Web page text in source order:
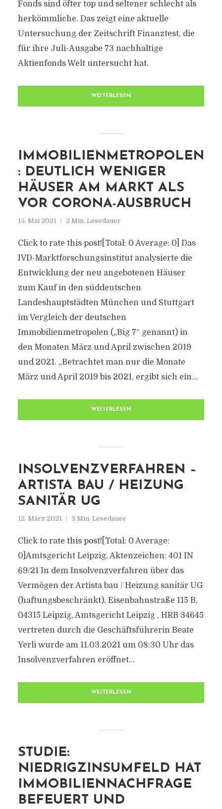
Fonds sind öfter top und seltener schlecht als
herkömmliche. Das zeigt eine aktuelle
Untersuchung der Zeitschrift Finanztest, die
für ihre Juli-Ausgabe 73 nachhaltige
Aktienfonds Welt untersucht hat.
WEITERLESEN
IMMOBILIENMETROPOLEN
: DEUTLICH WENIGER
HÄUSER AM MARKT ALS
VOR CORONA-AUSBRUCH
15. Mai 2021 2 Min. Lesedauer
Click to rate this post![Total: 0 Average: 0] Das
IVD-Marktforschungsinstitut analysierte die
Entwicklung der neu angebotenen Häuser
zum Kauf in den süddeutschen
Landeshauptstädten München und Stuttgart
im Vergleich der deutschen
Immobilienmetropolen („Big 7“ genannt) in
den Monaten März und April zwischen 2019
und 2021. „Betrachtet man nur die Monate
März und April 2019 bis 2021, ergibt sich ein...
WEITERLESEN
INSOLVENZVERFAHREN –
ARTISTA BAU / HEIZUNG
SANITÄR UG
12. März 2021 3 Min. Lesedauer
Click to rate this post![Total: 0 Average:
0]Amtsgericht Leipzig, Aktenzeichen: 401 IN
69/21 In dem Insolvenzverfahren über das
Vermögen der Artista bau / Heizung sanitär UG
(haftungsbeschränkt), Eisenbahnstraße 115 B,
04315 Leipzig, Amtsgericht Leipzig , HRB 34645
vertreten durch die Geschäftsführerin Beate
Yerli wurde am 11.03.2021 um 08:30 Uhr das
Insolvenzverfahren eröffnet...
WEITERLESEN
STUDIE:
NIEDRIGZINSUMFELD HAT
IMMOBILIENNACHFRAGE
BEFEUERT UND